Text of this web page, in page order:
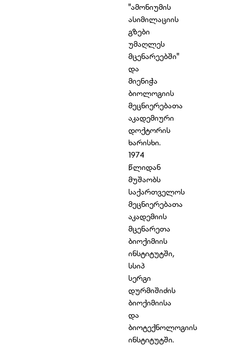
"ამონიუმის
ასიმილაციის
გზები
უმაღლეს
მცენარეებში"
და
მიენიჭა
ბიოლოგიის
მეცნიერებათა
აკადემიური
დოქტორის
ხარისხი.
1974
წლიდან
მუშაობს
საქართველოს
მეცნიერებათა
აკადემიის
მცენარეთა
ბიოქიმიის
ინსტიტუტში,
სსიპ
სერგი
დურმიშიძის
ბიოქიმიისა
და
ბიოტექნოლოგიის
ინსტიტუტში.